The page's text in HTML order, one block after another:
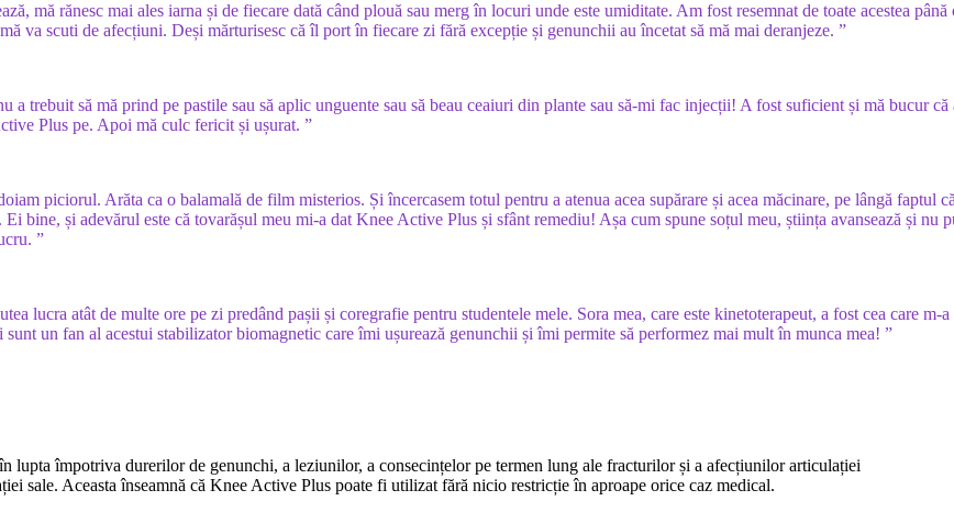
mă rănesc mai ales iarna și de fiecare dată când plouă sau merg în locuri unde este umiditate. Am fost resemnat de toate acestea până
va scuti de afecțiuni. Deși mărturisesc că îl port în fiecare zi fără excepție și genunchii au încetat să mă mai deranjeze. ”
a trebuit să mă prind pe pastile sau să aplic unguente sau să beau ceaiuri din plante sau să-mi fac injecții! A fost suficient și mă bucur că
Plus pe. Apoi mă culc fericit și ușurat. ”
piciorul. Arăta ca o balamală de film misterios. Și încercasem totul pentru a atenua acea supărare și acea măcinare, pe lângă faptul
bine, și adevărul este că tovarășul meu mi-a dat Knee Active Plus și sfânt remediu! Așa cum spune soțul meu, știința avansează și nu
”
lucra atât de multe ore pe zi predând pașii și coregrafie pentru studentele mele. Sora mea, care este kinetoterapeut, a fost cea care m-a
un fan al acestui stabilizator biomagnetic care îmi ușurează genunchii și îmi permite să performez mai mult în munca mea! ”
lupta împotriva durerilor de genunchi, a leziunilor, a consecințelor pe termen lung ale fracturilor și a afecțiunilor articulației
sale. Aceasta înseamnă că Knee Active Plus poate fi utilizat fără nicio restricție în aproape orice caz medical.